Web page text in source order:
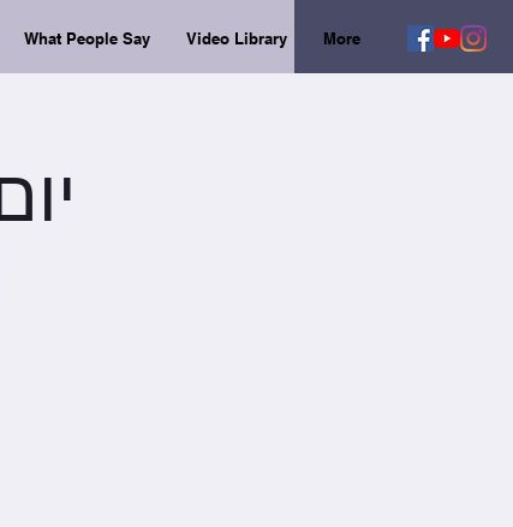
What People Say Video Library More